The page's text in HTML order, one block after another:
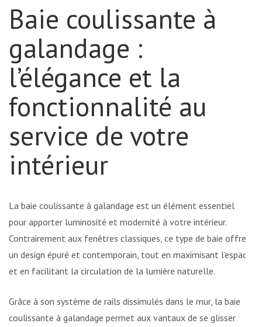
Baie coulissante à
galandage :
l’élégance et la
fonctionnalité au
service de votre
intérieur
La baie coulissante à galandage est un élément essentiel
pour apporter luminosité et modernité à votre intérieur.
Contrairement aux fenêtres classiques, ce type de baie offre
un design épuré et contemporain, tout en maximisant l’espace
et en facilitant la circulation de la lumière naturelle.
Grâce à son système de rails dissimulés dans le mur, la baie
coulissante à galandage permet aux vantaux de se glisser